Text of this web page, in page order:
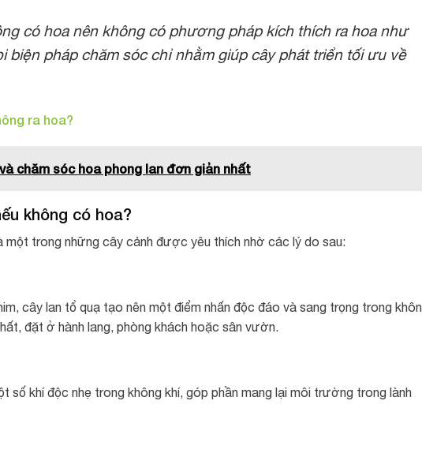
có hoa nên không có phương pháp kích thích ra hoa như
biện pháp chăm sóc chỉ nhằm giúp cây phát triển tối ưu về
ra hoa?
chăm sóc hoa phong lan đơn giản nhất
không có hoa?
một trong những cây cảnh được yêu thích nhờ các lý do sau:
cây lan tổ quạ tạo nên một điểm nhấn độc đáo và sang trọng trong
đặt ở hành lang, phòng khách hoặc sân vườn.
số khí độc nhẹ trong không khí, góp phần mang lại môi trường trong lành